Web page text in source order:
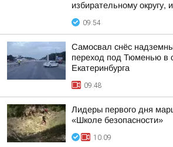
избирательному округу,
09:54
Самосвал снёс
переход под Тюменью в
Екатеринбурга
09:48
Лидеры первого дня
«Школе безопасности»
10:09